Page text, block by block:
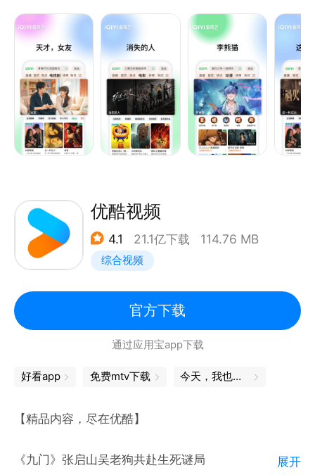
奇谭：纸刃渡荒墟、10间敢死队、镖人：风起大漠
热门综艺看不停：喜剧之王单口季第3季、说唱巅峰对
决2026、姐姐当家第2季、种地吧第4季、天才厨人
竖屏短剧随心刷：云鬓乱、最后一个道士、养敌为患、
三尺春、饲妖、当时只道是卿卿、牧野诡事之定魂灵珠
动漫番剧随心换：择日飞升、李熊猫、航海王、逆天邪
神、搜神记、择天记、大主宰年番、鬼灭之刃、名侦探
通史、与恐龙同行、航拍中国、舌尖上的中国、人间世
海外剧集尽情选：请回答1988、生活大爆炸、老友
记、真探、哥谭镇、小谢尔顿、太阳的后裔
1、内容特权：院线新片、海量高分大片、热剧抢先
看、热门综艺、付费影片折扣、畅读小说。
2、观影特权：广告特权、1080P、帧绮映画、杜比全
景声、专属弹幕、下载加速、预约下载。
生日礼包、专属客服、等级权益红包、赠送好友
优酷视频
4.1 21.1亿下载 114.76 MB
综合视频
官方下载
通过应用宝app下载
好看app 免费mtv下载 今天，我也是勇敢的打工人
【精品内容，尽在优酷】
《九门》张启山吴老狗共赴生死谜局 展开